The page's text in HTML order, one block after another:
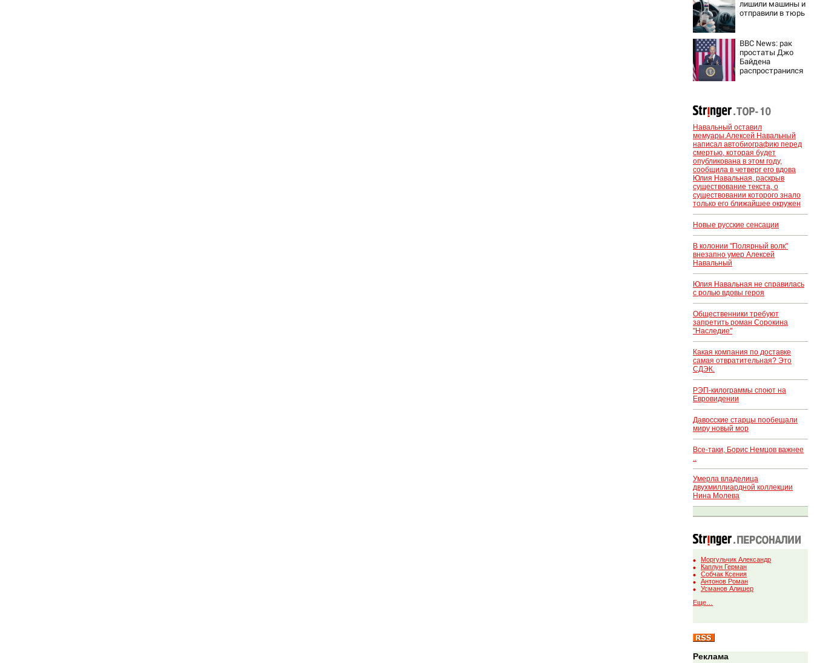
провала операции
Украины от
лишили машины и
отправили в тюрь
BBC News: рак
простаты Джо
Байдена
распространился
Навальный оставил
мемуары.Алексей Навальный
написал автобиографию перед
смертью, которая будет
опубликована в этом году,
сообщила в четверг его вдова
Юлия Навальная, раскрыв
существование текста, о
существовании которого знало
только его ближайшее окружен
Новые русские сенсации
В колонии "Полярный волк"
внезапно умер Алексей
Навальный
Юлия Навальная не справилась
с ролью вдовы героя
Общественники требуют
запретить роман Сорокина
"Наследие"
Какая компания по доставке
самая отвратительная? Это
СДЭК.
РЭП-килограммы споют на
Евровидении
Давосские старцы пообещали
миру новый мор
Все-таки, Борис Немцов важнее
Умерла владелица
двухмиллиардной коллекции
Нина Молева
Моргульчик Александр
Каплун Герман
Собчак Ксения
Антонов Роман
Усманов Алишер
Еще…
Реклама